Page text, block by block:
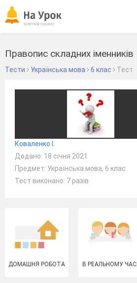
Правопис складних іменників
Тести Українська мова 6 клас Тест
Коваленко І.
Додано: 18 січня 2021
Предмет: Українська мова, 6 клас
Тест виконано: 7 разів
ДОМАШНЯ РОБОТА В РЕАЛЬНОМУ ЧАСІ